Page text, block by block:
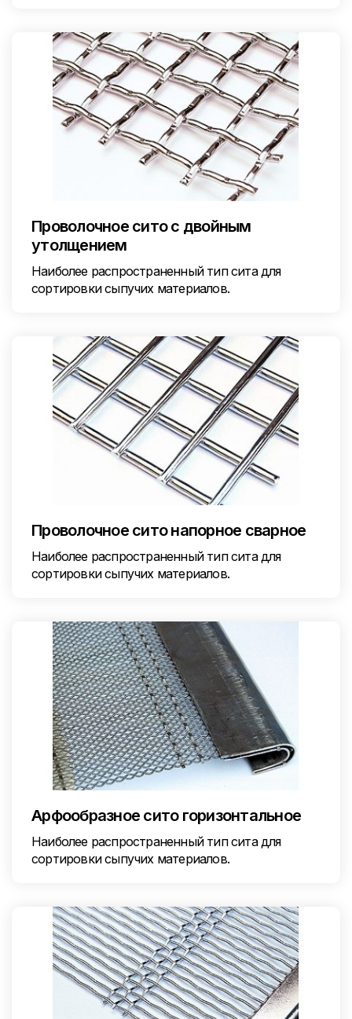
Проволочное сито с двойным
утолщением
Наиболее распространенный тип сита для
сортировки сыпучих материалов.
Проволочное сито напорное сварное
Наиболее распространенный тип сита для
сортировки сыпучих материалов.
Арфообразное сито горизонтальное
Наиболее распространенный тип сита для
сортировки сыпучих материалов.